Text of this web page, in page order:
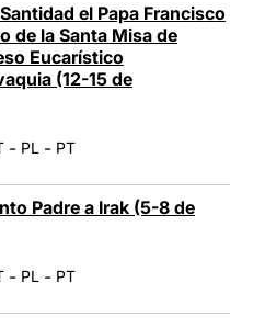
el Papa Francisco
de la Santa Misa de
Eucarístico
(12-15 de
- PL - PT
Padre a Irak (5-8 de
- PL - PT